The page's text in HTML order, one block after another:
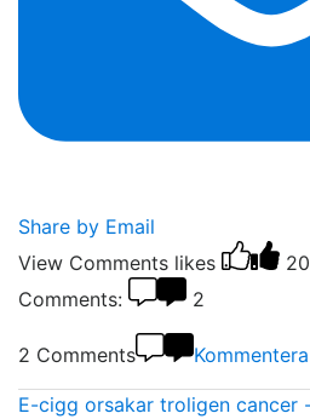
Share by Email
View Comments likes 20
Comments:
2
2 Comments
E-cigg orsakar troligen cancer